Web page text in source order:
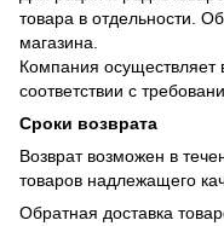
товара в отдельности.
магазина.
Компания осуществляет
соответствии с
Сроки возврата
Возврат возможен в
товаров надлежащего
Обратная доставка